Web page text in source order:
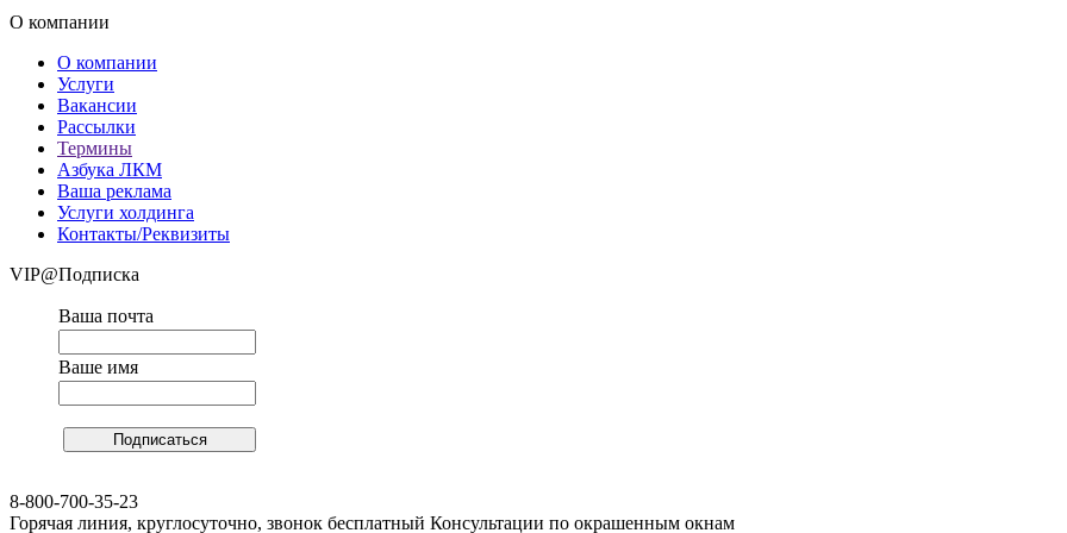
О компании
О компании
Услуги
Вакансии
Рассылки
Термины
Азбука ЛКМ
Ваша реклама
Услуги холдинга
Контакты/Реквизиты
VIP@Подписка
Ваша почта
Ваше имя
8-800-700-35-23
Горячая линия, круглосуточно, звонок бесплатный Консультации по окрашенным окнам